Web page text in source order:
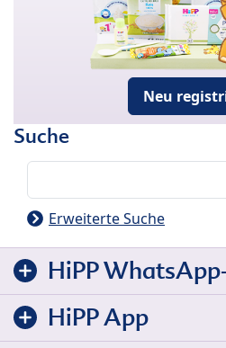
Neu
Suche
Erweiterte Suche
HiPP
HiPP App